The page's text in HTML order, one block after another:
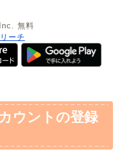
無料
ーチ
ウントの登録